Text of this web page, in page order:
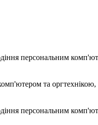
персональним
та
персональним